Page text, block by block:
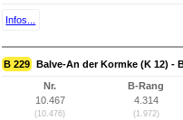
Infos...
B 229 Balve-An der Kormke (K 12) -
Nr.
10.467
(10.476)
B-Rang
4.314
(1.972)